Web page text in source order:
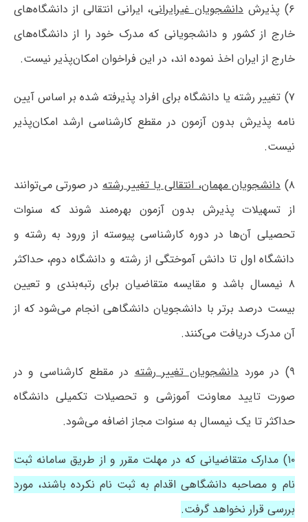
۶) پذیرش دانشجویان غیرایرانی، ایرانی انتقالی از دانشگاه‌های
خارج از کشور و دانشجویانی که مدرک خود را از دانشگاه‌های
خارج از ایران اخذ نموده اند، در این فراخوان امکان‌پذیر نیست.
۷) تغییر رشته یا دانشگاه برای افراد پذیرفته شده بر اساس آیین
نامه پذیرش بدون آزمون در مقطع کارشناسی ارشد امکان‌پذیر
نیست.
۸) دانشجویان مهمان، انتقالی یا تغییر رشتهدر صورتی می‌توانند
از تسهیلات پذیرش بدون آزمون بهره‌مند شوند که سنوات
تحصیلی آن‌ها در دوره کارشناسی پیوسته از ورود به رشته و
دانشگاه اول تا دانش آموختگی از رشته و دانشگاه دوم، حداکثر
۸ نیمسال باشد و مقایسه متقاضیان برای رتبه‌بندی و تعیین
بیست درصد برتر با دانشجویان دانشگاهی انجام می‌شود که از
آن مدرک دریافت می‌کنند.
۹) در مورد دانشجویان تغییر رشتهدر مقطع کارشناسی و در
صورت تایید معاونت آموزشی و تحصیلات تکمیلی دانشگاه
حداکثر تا یک نیمسال به سنوات مجاز اضافه می‌شود.
۱۰) مدارک متقاضیانی که در مهلت مقرر و از طریق سامانه ثبت
نام و مصاحبه دانشگاهی اقدام به ثبت نام نکرده باشند، مورد
بررسی قرار نخواهد گرفت.